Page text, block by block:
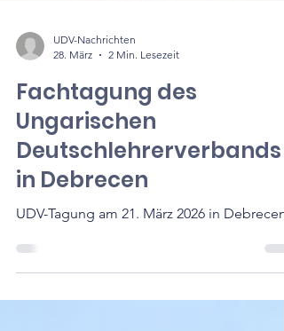
UDV-Nachrichten
28. März
Fachtagung des
Ungarischen
Deutschlehrerverbands
in Debrecen